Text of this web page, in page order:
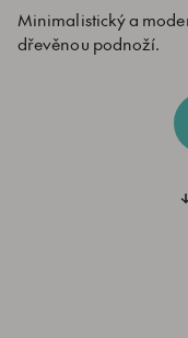
Minimalistický a
dřevěnou podnoží.